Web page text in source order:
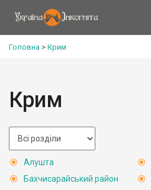
Головна > Крим
Крим
Алушта
Бахчисарайський район